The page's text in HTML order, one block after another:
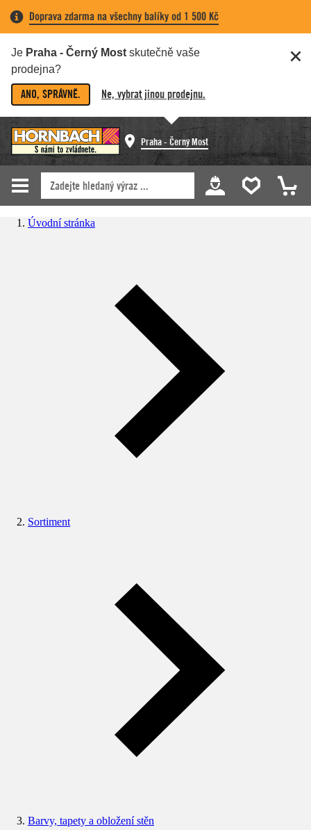
Doprava zdarma na všechny balíky od 1 500 Kč
Je Praha - Černý Most skutečně vaše
prodejna?
ANO, SPRÁVNĚ. Ne, vybrat jinou prodejnu.
Praha - Černý Most
Úvodní stránka
Sortiment
Barvy, tapety a obložení stěn